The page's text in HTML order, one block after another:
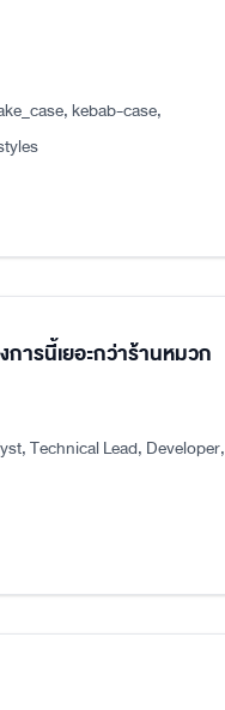
kebab-case,
ารนี้เยอะกว่าร้านหมวก
Technical Lead, Developer,